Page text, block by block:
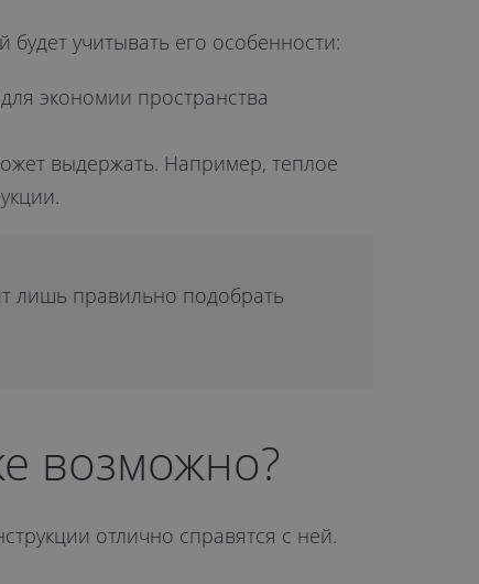
будет учитывать его особенности:
экономии пространства
выдержать. Например, теплое
лишь правильно подобрать
возможно?
отлично справятся с ней.